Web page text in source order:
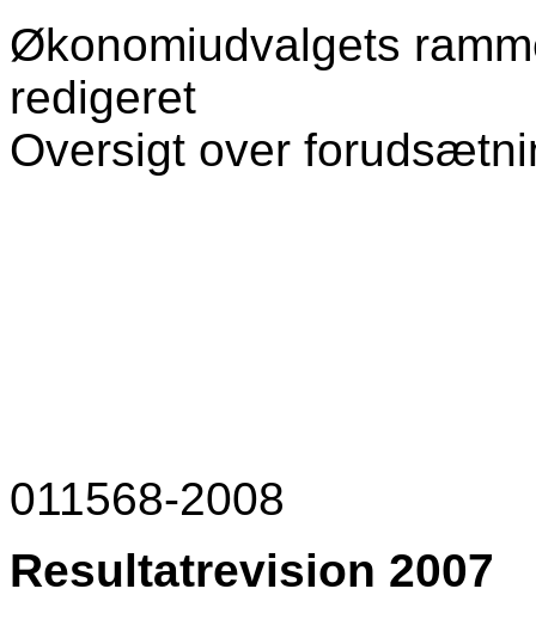
Økonomiudvalgets
redigeret
Oversigt over
011568-2008
Resultatrevision 2007